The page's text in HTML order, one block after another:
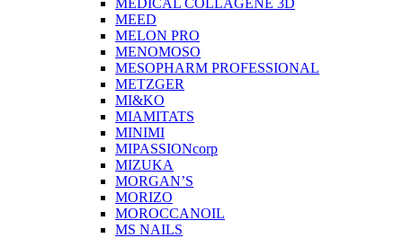
MEDICAL COLLAGENE 3D
MEED
MELON PRO
MENOMOSO
MESOPHARM PROFESSIONAL
METZGER
MI&KO
MIAMITATS
MINIMI
MIPASSIONcorp
MIZUKA
MORGAN’S
MORIZO
MOROCCANOIL
MS NAILS